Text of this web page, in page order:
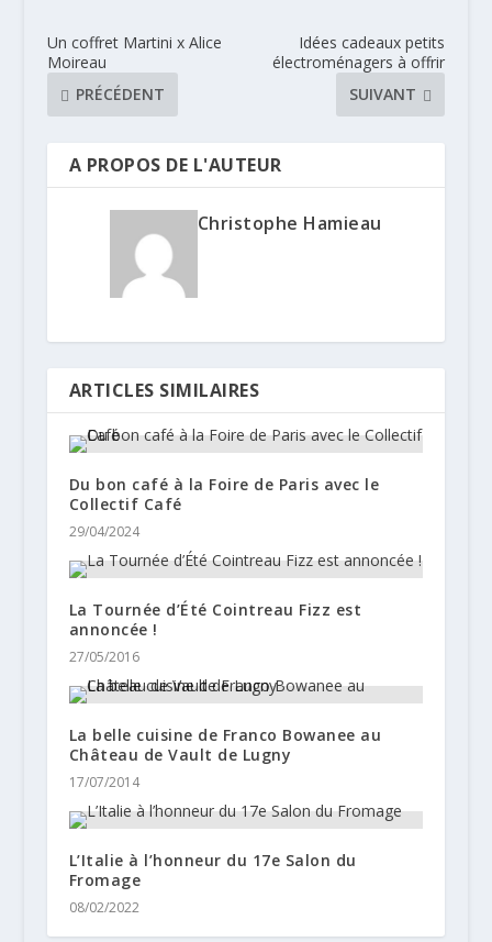
Un coffret Martini x Alice
Moireau
PRÉCÉDENT
Idées cadeaux petits
électroménagers à offrir
SUIVANT
A PROPOS DE L'AUTEUR
Christophe Hamieau
ARTICLES SIMILAIRES
Du bon café à la Foire de Paris avec le
Collectif Café
29/04/2024
La Tournée d’Été Cointreau Fizz est
annoncée !
27/05/2016
La belle cuisine de Franco Bowanee au
Château de Vault de Lugny
17/07/2014
L’Italie à l’honneur du 17e Salon du
Fromage
08/02/2022